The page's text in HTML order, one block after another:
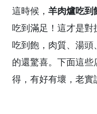
這時候， 羊肉爐吃到
吃到滿足！這才是
吃到飽，肉質、湯
的還驚喜。下面這
得，有好有壞，老實